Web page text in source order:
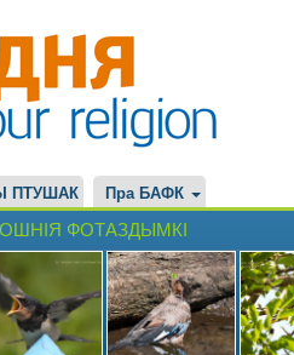
ПТУШАК Пра БАФК
ФОТАЗДЫМКІ